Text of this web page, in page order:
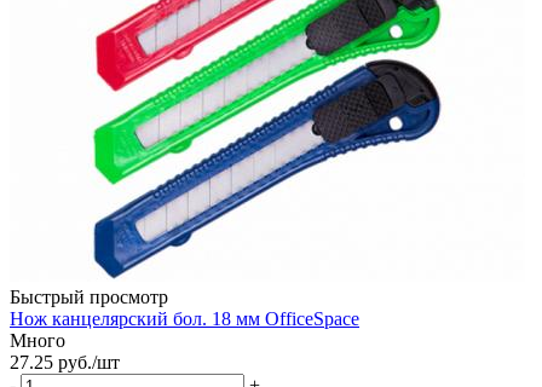
Быстрый просмотр
Нож канцелярский бол. 18 мм OfficeSpace
Много
27.25 руб./шт